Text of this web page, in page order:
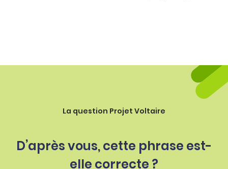
La question Projet Voltaire
D’après vous, cette phrase est-
elle correcte ?